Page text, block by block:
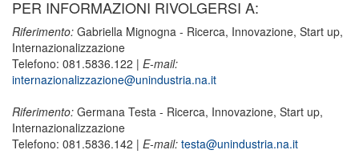
PER INFORMAZIONI RIVOLGERSI A:
Riferimento: Gabriella Mignogna - Ricerca, Innovazione, Start up,
Internazionalizzazione
Telefono: 081.5836.122 | E-mail:
internazionalizzazione@unindustria.na.it
Riferimento: Germana Testa - Ricerca, Innovazione, Start up,
Internazionalizzazione
Telefono: 081.5836.142 | E-mail: testa@unindustria.na.it